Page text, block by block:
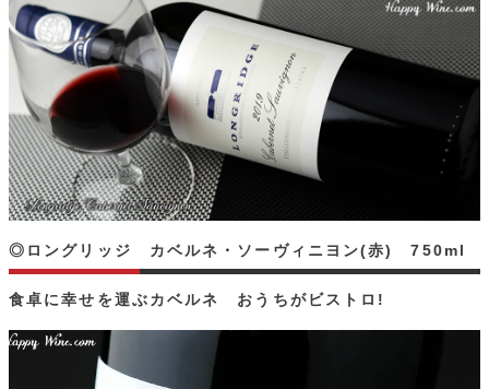
食卓に幸せを運ぶカベルネ おうちがビストロ!
◎ロングリッジ カベルネ・ソーヴィニヨン(赤) 750ml